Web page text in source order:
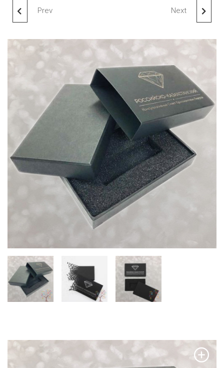
Prev КОРОБКА ИЗ МГК ПОД
Next